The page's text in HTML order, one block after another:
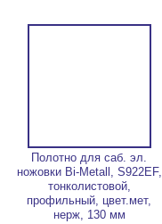
Полотно для саб. эл.
ножовки Bi-Metall, S922EF,
тонколистовой,
профильный, цвет.мет,
нерж, 130 мм